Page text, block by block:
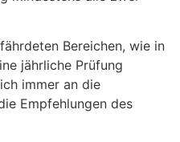
Bereichen, wie in
jährliche Prüfung
immer an die
Empfehlungen des